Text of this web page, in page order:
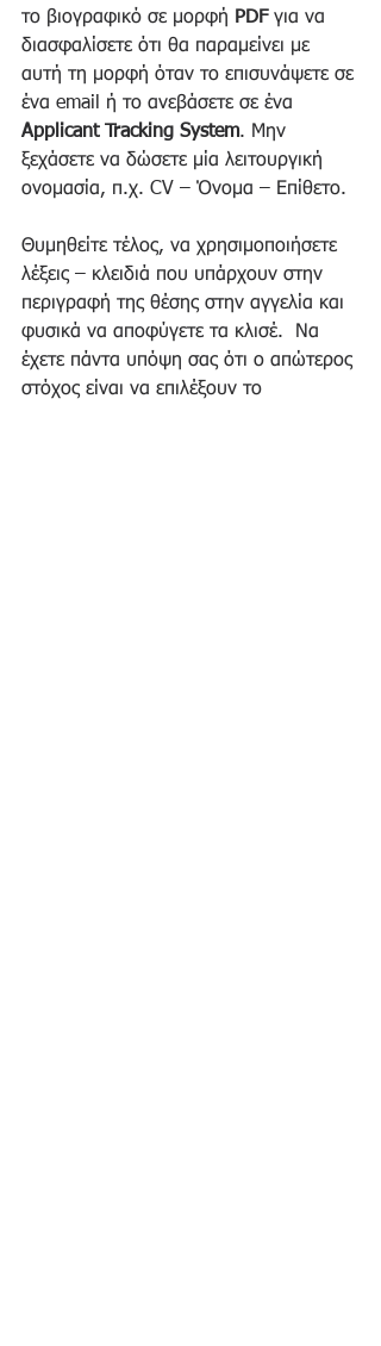
το βιογραφικό σε μορφή PDF για να
διασφαλίσετε ότι θα παραμείνει με
αυτή τη μορφή όταν το επισυνάψετε σε
ένα email ή το ανεβάσετε σε ένα
Applicant Tracking System. Μην
ξεχάσετε να δώσετε μία λειτουργική
ονομασία, π.χ. CV – Όνομα – Επίθετο.
Θυμηθείτε τέλος, να χρησιμοποιήσετε
λέξεις – κλειδιά που υπάρχουν στην
περιγραφή της θέσης στην αγγελία και
φυσικά να αποφύγετε τα κλισέ.  Να
έχετε πάντα υπόψη σας ότι ο απώτερος
στόχος είναι να επιλέξουν το